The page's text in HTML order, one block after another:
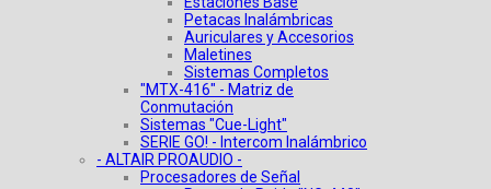
Petacas Inalámbricas
Auriculares y Accesorios
Maletines
Sistemas Completos
"MTX-416" - Matriz de
Conmutación
Sistemas "Cue-Light"
SERIE GO! - Intercom Inalámbrico
- ALTAIR PROAUDIO -
Procesadores de Señal